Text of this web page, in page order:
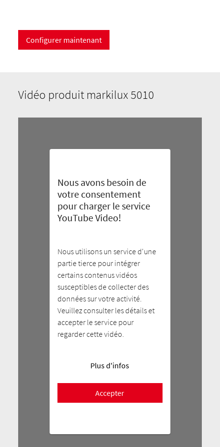
Configurer maintenant
Vidéo produit markilux 5010
Nous avons besoin de
votre consentement
pour charger le service
YouTube Video!
Nous utilisons un service d'une
partie tierce pour intégrer
certains contenus vidéos
susceptibles de collecter des
données sur votre activité.
Veuillez consulter les détails et
accepter le service pour
regarder cette vidéo.
Plus d'infos
Accepter